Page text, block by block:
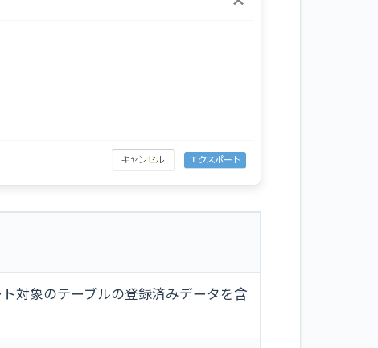
対象のテーブルの登録済みデータを含